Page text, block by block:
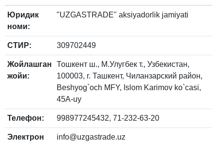
Юридик
номи:
"UZGASTRADE" aksiyadorlik jamiyati
СТИР: 309702449
Жойлашган
жойи:
Тошкент ш., М.Улугбек т., Узбекистан,
100003, г. Ташкент, Чиланзарский район,
Beshyog`och MFY, Islom Karimov ko`casi,
45A-uy
Телефон: 998977245432, 71-232-63-20
Электрон
info@uzgastrade.uz